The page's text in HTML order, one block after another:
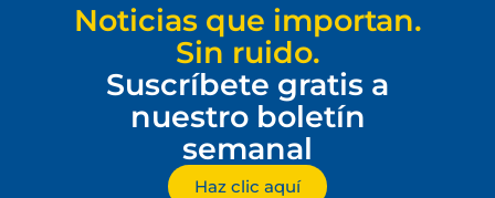
Noticias que importan.
Sin ruido.
Suscríbete gratis a
nuestro boletín
semanal
Haz clic aquí